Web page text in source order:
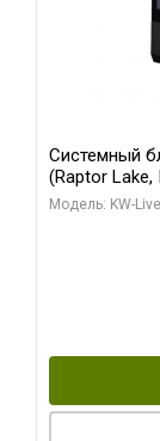
Системный
(Raptor
модуля)/ Palit
Модель: KW-